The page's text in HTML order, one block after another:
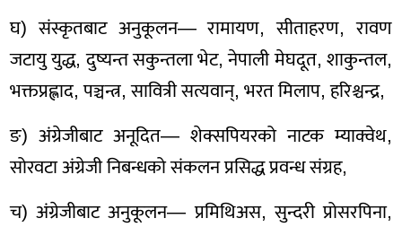
घ) संस्कृतबाट अनुकूलन— रामायण, सीताहरण, रावण
जटायु युद्ध, दुष्यन्त सकुन्तला भेट, नेपाली मेघदूत, शाकुन्तल,
भक्तप्रह्लाद, पञ्चन्त्र, सावित्री सत्यवान्, भरत मिलाप, हरिश्चन्द्र,
ङ) अंग्रेजीबाट अनूदित— शेक्सपियरको नाटक म्याक्वेथ,
सोरवटा अंग्रेजी निबन्धको संकलन प्रसिद्ध प्रवन्ध संग्रह,
च) अंग्रेजीबाट अनुकूलन— प्रमिथिअस, सुन्दरी प्रोसरपिना,